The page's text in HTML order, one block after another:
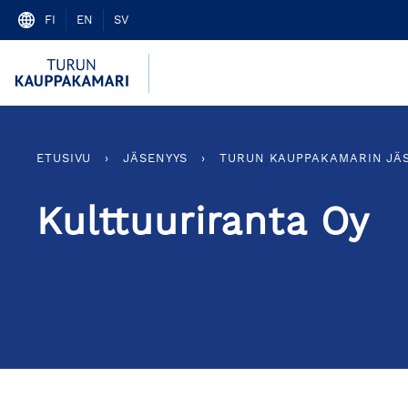
Skip
FI EN SV
ETUSIVU › JÄSENYYS › TURUN KAUPPAKAMARIN
Kulttuuriranta Oy